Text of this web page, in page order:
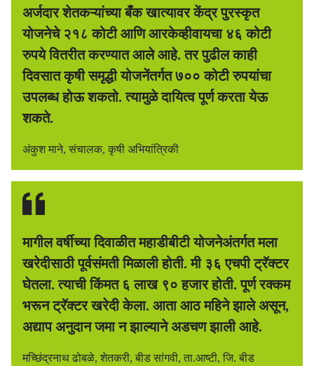
अर्जदार शेतकऱ्यांच्या बँक खात्यावर केंद्र पुरस्कृत
योजनेचे २१८ कोटी आणि आरकेव्हीवायचा ४६ कोटी
रुपये वितरीत करण्यात आले आहे. तर पुढील काही
दिवसात कृषी समृद्धी योजनेंतर्गत ७०० कोटी रुपयांचा
उपलब्ध होऊ शकतो. त्यामुळे दायित्व पूर्ण करता येऊ
शकते.
अंकुश माने, संचालक, कृषी अभियांत्रिकी
मागील वर्षीच्या दिवाळीत महाडीबीटी योजनेअंतर्गत मला
खरेदीसाठी पूर्वसंमती मिळाली होती. मी ३६ एचपी ट्रॅक्टर
घेतला. त्याची किंमत ६ लाख ९० हजार होती. पूर्ण रक्कम
भरून ट्रॅक्टर खरेदी केला. आता आठ महिने झाले असून,
अद्याप अनुदान जमा न झाल्याने अडचण झाली आहे.
मच्छिंद्रनाथ ढोबळे, शेतकरी, बीड सांगवी, ता.आष्टी, जि. बीड